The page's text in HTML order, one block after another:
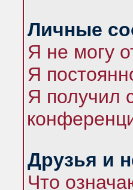
Личные
Я не могу
Я
Я получил
Друзья и
Что